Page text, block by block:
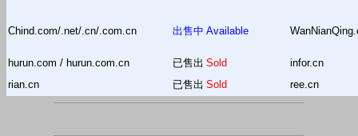
Chind.com/.net/.cn/.com.cn 出售中 Available
hurun.com / hurun.com.cn 已售出 Sold
infor.cn
rian.cn
已售出 Sold ree.cn